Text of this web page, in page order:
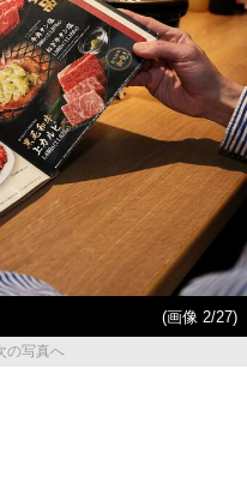
(画像 2/27)
の写真へ